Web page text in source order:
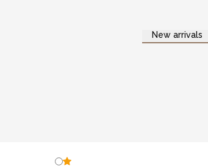
New arrivals